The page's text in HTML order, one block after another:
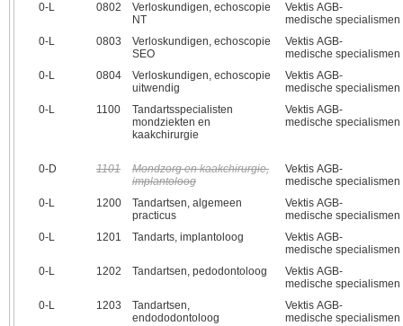
0‑L 0802
Verloskundigen, echoscopie
NT
Vektis AGB-
medische specialismen
0‑L
0803
Verloskundigen, echoscopie
SEO
Vektis AGB-
medische specialismen
0‑L
0804
Verloskundigen, echoscopie
uitwendig
Vektis AGB-
medische specialismen
0‑L
1100
Tandartsspecialisten
mondziekten en
kaakchirurgie
Vektis AGB-
medische specialismen
0‑D 1101
Mondzorg en kaakchirurgie,
implantoloog
Vektis AGB-
medische specialismen
0‑L
1200
Tandartsen, algemeen
practicus
Vektis AGB-
medische specialismen
0‑L
1201 Tandarts, implantoloog
Vektis AGB-
medische specialismen
0‑L
1202 Tandartsen, pedodontoloog
Vektis AGB-
medische specialismen
0‑L
1203
Tandartsen,
endododontoloog
Vektis AGB-
medische specialismen